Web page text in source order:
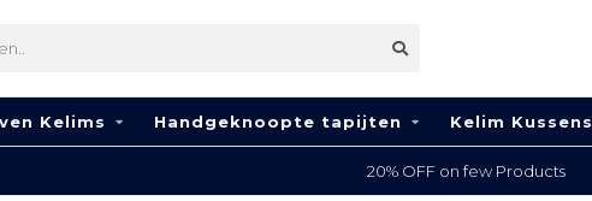
Kelims Handgeknoopte tapijten Kelim Kussens
20% OFF on few Products